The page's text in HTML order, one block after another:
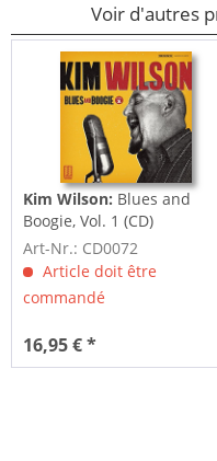
Voir d'autres
Kim Wilson: Blues and
Boogie, Vol. 1 (CD)
Art-Nr.: CD0072
Article doit être
commandé
16,95 € *